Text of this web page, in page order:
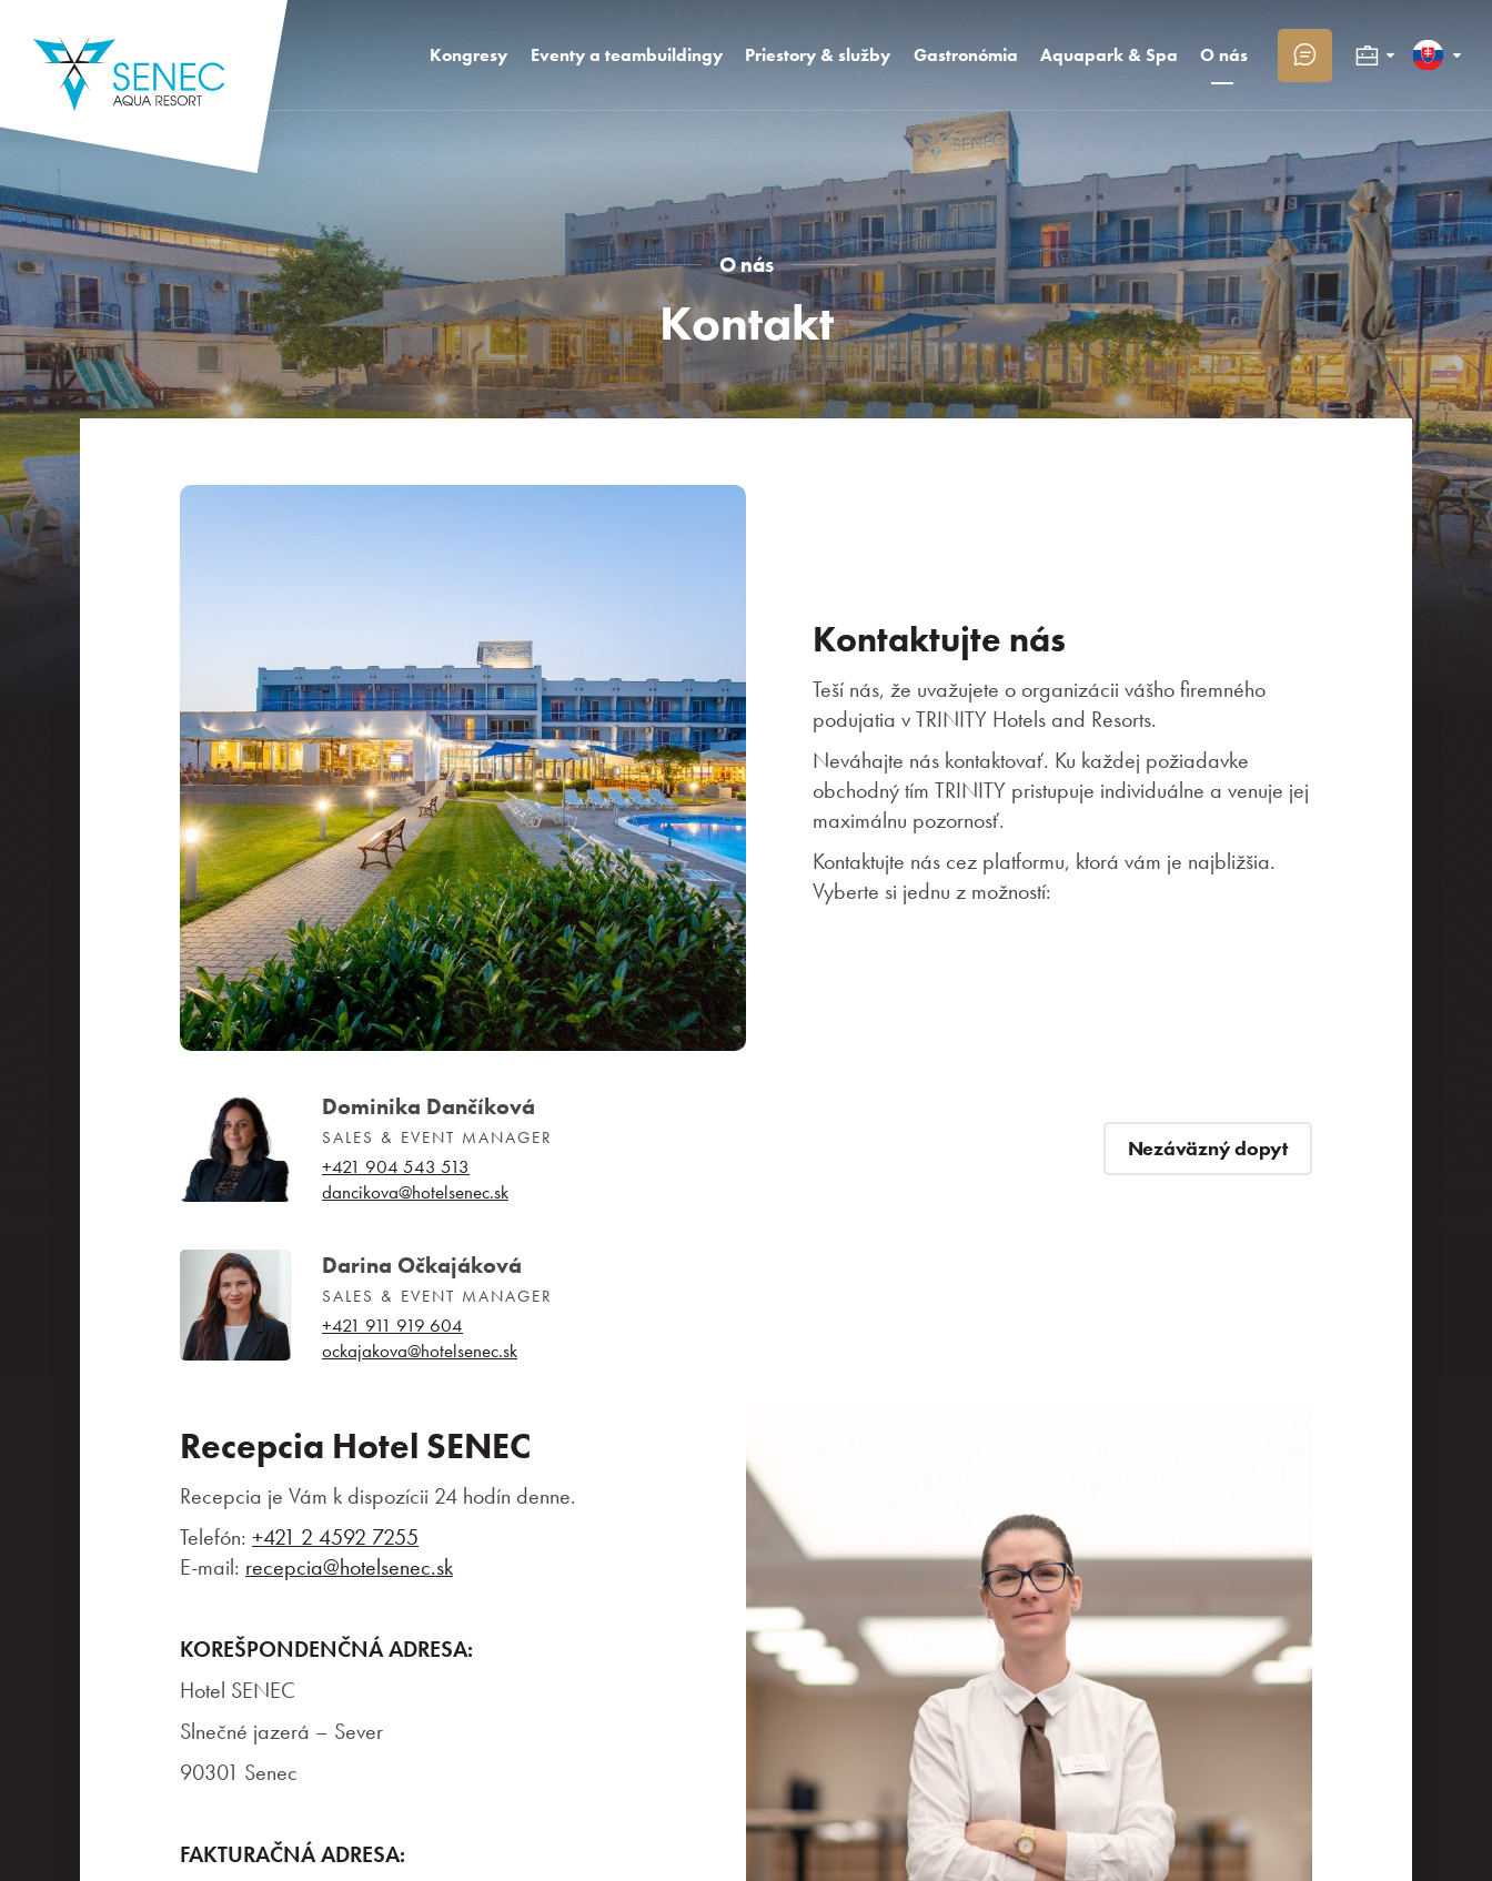
Kongresy
Kongresová sála K2 + K3
Školiace miestnosti
Eventy a teambuildingy Priestory & služby
Unikátne priestory
Areál Hotela
Gastronómia
Dizajnové reštaurácie
WCT bar a bowling
Oslavy a svadby
Pool bar
Aquapark & Spa
Masáže Day Spa
O nás
Trinity klub
Fotogaléria
Kariéra
Kongresy a firmy
Rodiny s deťmi
Slovenčina
English
Deutsch
Kongresy
Eventy a teambuildingy
Gastronómia
Aquapark & Spa
O nás
Kontakt
Kontaktujte nás
Teší nás, že uvažujete o organizácii vášho firemného
podujatia v TRINITY Hotels and Resorts.
Neváhajte nás kontaktovať. Ku každej požiadavke
obchodný tím TRINITY pristupuje individuálne a venuje jej
maximálnu pozornosť.
Kontaktujte nás cez platformu, ktorá vám je najbližšia.
Vyberte si jednu z možností:
Dominika Dančíková
SALES & EVENT MANAGER
+421 904 543 513
dancikova@hotelsenec.sk
Nezáväzný dopyt
Darina Očkajáková
SALES & EVENT MANAGER
+421 911 919 604
ockajakova@hotelsenec.sk
Recepcia Hotel SENEC
Recepcia je Vám k dispozícii 24 hodín denne.
Telefón: +421 2 4592 7255
E-mail: recepcia@hotelsenec.sk
KOREŠPONDENČNÁ ADRESA:
Hotel SENEC
Slnečné jazerá – Sever
90301 Senec
FAKTURAČNÁ ADRESA: